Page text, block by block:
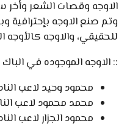
وتم صنع الاوجه
للحقيقي، والاوجه كالأوجه
:: الاوجه الموجوده في الباك
محمود وحيد لاعب
محمد محمود لاعب
محمود الجزار لاعب